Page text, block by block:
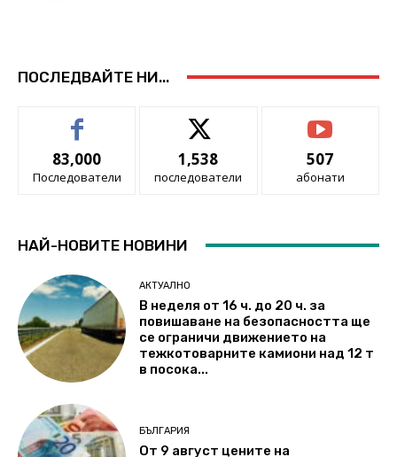
ПОСЛЕДВАЙТЕ НИ...
83,000
Последователи
1,538
последователи
507
абонати
НАЙ-НОВИТЕ НОВИНИ
АКТУАЛНО
В неделя от 16 ч. до 20 ч. за
повишаване на безопасността ще
се ограничи движението на
тежкотоварните камиони над 12 т
в посока...
БЪЛГАРИЯ
От 9 август цените на